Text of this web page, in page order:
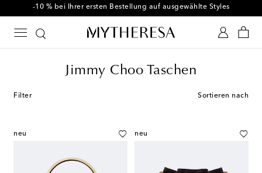
-10 % bei Ihrer ersten Bestellung auf ausgewählte Styles
Jimmy Choo Taschen
Filter Sortieren nach
neu neu